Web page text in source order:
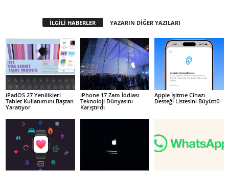
İLGİLİ HABERLER YAZARIN DİĞER YAZILARI
iPadOS 27 Yenilikleri
Tablet Kullanımını Baştan
Yaratıyor
iPhone 17 Zam İddiası
Teknoloji Dünyasını
Karıştırdı
Apple İşitme Cihazı
Desteği Listesini Büyüttü